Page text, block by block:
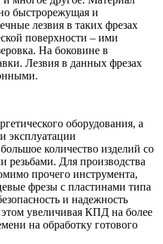
быстрорежущая и
лезвия в таких фрезах
поверхности – ими
На боковине в
Лезвия в данных фрезах
оборудования, а
эксплуатации
количество изделий со
Для производства
прочего инструмента,
фрезы с пластинами типа
и надежность
увеличивая КПД на более
на обработку готового